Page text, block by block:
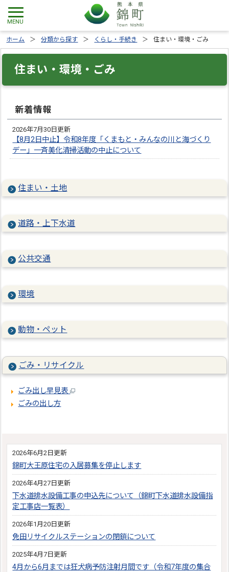
ホーム 分類から探す くらし・手続き 住まい・環境・ごみ
住まい・環境・ごみ
新着情報
2026年7月30日更新
【8月2日中止】令和8年度「くまもと・みんなの川と海づくり
デー」一斉美化清掃活動の中止について
住まい・土地
道路・上下水道
公共交通
環境
動物・ペット
ごみ・リサイクル
ごみ出し早見表
ごみの出し方
2026年6月2日更新
錦町大王原住宅の入居募集を停止します
2026年4月27日更新
下水道排水設備工事の申込先について（錦町下水道排水設備指
定工事店一覧表）
2026年1月20日更新
免田リサイクルステーションの閉鎖について
2025年4月7日更新
4月から6月までは狂犬病予防注射月間です（令和7年度の集合